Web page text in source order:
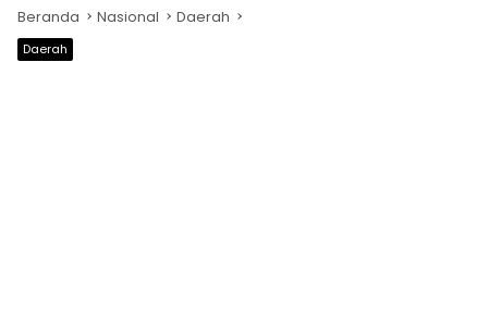
Beranda Nasional Daerah
Daerah